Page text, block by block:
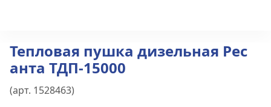
Тепловая пушка дизельная Рес
анта ТДП-15000
(арт. 1528463)